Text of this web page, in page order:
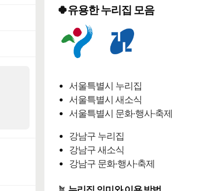
🍀유용한 누리집 모음
서울특별시 누리집
서울특별시 새소식
서울특별시 문화·행사·축제
강남구 누리집
강남구 새소식
강남구 문화·행사·축제